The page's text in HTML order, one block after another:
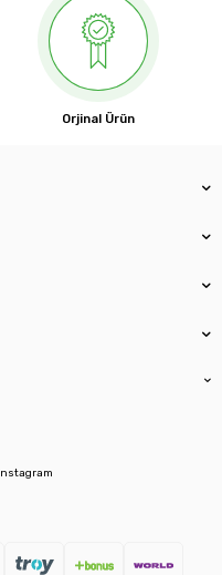
Orjinal Ürün
Instagram